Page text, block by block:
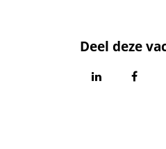
Deel deze